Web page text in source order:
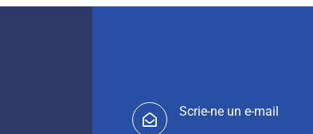
Scrie-ne un e-mail